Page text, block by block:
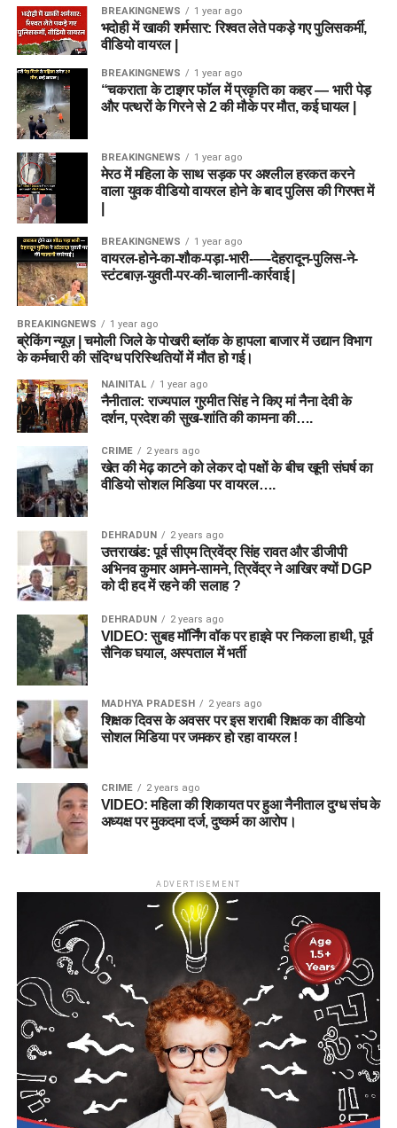
BREAKINGNEWS 1 year ago
भदोही में खाकी शर्मसार: रिश्वत लेते पकड़े गए पुलिसकर्मी,
वीडियो वायरल |
BREAKINGNEWS 1 year ago
“चकराता के टाइगर फॉल में प्रकृति का कहर — भारी पेड़
और पत्थरों के गिरने से 2 की मौके पर मौत, कई घायल |
BREAKINGNEWS 1 year ago
मेरठ में महिला के साथ सड़क पर अश्लील हरकत करने
वाला युवक वीडियो वायरल होने के बाद पुलिस की गिरफ्त में
BREAKINGNEWS 1 year ago
वायरल-होने-का-शौक-पड़ा-भारी-—-देहरादून-पुलिस-ने-
स्टंटबाज़-युवती-पर-की-चालानी-कार्रवाई |
BREAKINGNEWS 1 year ago
ब्रेकिंग न्यूज़ | चमोली जिले के पोखरी ब्लॉक के हापला बाजार में उद्यान विभाग
के कर्मचारी की संदिग्ध परिस्थितियों में मौत हो गई।
NAINITAL 1 year ago
नैनीताल: राज्यपाल गुरमीत सिंह ने किए मां नैना देवी के
दर्शन, प्रदेश की सुख-शांति की कामना की….
CRIME 2 years ago
खेत की मेढ़ काटने को लेकर दो पक्षों के बीच खूनी संघर्ष का
वीडियो सोशल मिडिया पर वायरल….
DEHRADUN 2 years ago
उत्तराखंड: पूर्व सीएम त्रिवेंद्र सिंह रावत और डीजीपी
अभिनव कुमार आमने-सामने, त्रिवेंद्र ने आखिर क्यों DGP
को दी हद में रहने की सलाह ?
DEHRADUN 2 years ago
VIDEO: सुबह मॉर्निंग वॉक पर हाइवे पर निकला हाथी, पूर्व
सैनिक घयाल, अस्पताल में भर्ती
MADHYA PRADESH 2 years ago
शिक्षक दिवस के अवसर पर इस शराबी शिक्षक का वीडियो
सोशल मिडिया पर जमकर हो रहा वायरल !
CRIME 2 years ago
VIDEO: महिला की शिकायत पर हुआ नैनीताल दुग्ध संघ के
अध्यक्ष पर मुकदमा दर्ज, दुष्कर्म का आरोप।
ADVERTISEMENT